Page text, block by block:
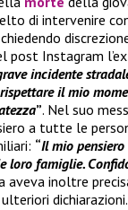
di intervenire
post Instagram
incidente
il mio
”. Nel suo
a tutte le
“Il mio
loro famiglie.
aveva inoltre
dichiarazioni.